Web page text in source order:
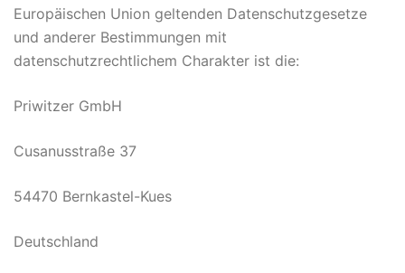
Europäischen Union geltenden Datenschutzgesetze
und anderer Bestimmungen mit
datenschutzrechtlichem Charakter ist die:
Priwitzer GmbH
Cusanusstraße 37
54470 Bernkastel-Kues
Deutschland